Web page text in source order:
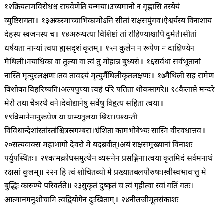
१२क्रियतामविरोधश्च राघवेणेति यन्मया।उच्यमानो न गृह्णासि तस्येयं
व्युष्टिरागता॥ १३अकस्माच्चाभिकामोऽसि सीतां राक्षसपुंगव।ऐश्वर्यस्य विनाशाय
देहस्य स्वजनस्य च॥ १४अरुन्धत्या विशिष्टां तां रोहिण्याश्चापि दुर्मते।सीतां
धर्षयता मान्यां त्वया ह्यसदृशं कृतम्॥ १५न कुलेन न रूपेण न दाक्षिण्येन
मैथिली।मयाधिका वा तुल्या वा त्वं तु मोहान्न बुध्यसे॥ १६सर्वथा सर्वभूतानां
नास्ति मृत्युरलक्षणः।तव तावदयं मृत्युर्मैथिलीकृतलक्षणः॥ १७मैथिली सह रामेण
विशोका विहरिष्यति।अल्पपुण्या त्वहं घोरे पतिता शोकसागरे॥ १८कैलासे मन्दरे
मेरौ तथा चैत्ररथे वने।देवोद्यानेषु सर्वेषु विहृत्य सहिता त्वया॥
१९विमानेनानुरूपेण या याम्यतुलया श्रिया।पश्यन्ती
विविधान्देशांस्तांस्तांश्चित्रस्रगम्बरा।भ्रंशिता कामभोगेभ्यः सास्मि वीरवधात्तव॥
२०सत्यवाक्स महाभागो देवरो मे यदब्रवीत्।अयं राक्षसमुख्यानां विनाशः
पर्युपस्थितः॥ २१कामक्रोधसमुत्थेन व्यसनेन प्रसङ्गिना।त्वया कृतमिदं सर्वमनाथं
रक्षसां कुलम्॥ २२न हि त्वं शोचितव्यो मे प्रख्यातबलपौरुषः।स्त्रीस्वभावात्तु मे
बुद्धिः कारुण्ये परिवर्तते॥ २३सुकृतं दुष्कृतं च त्वं गृहीत्वा स्वां गतिं गतः।
आत्मानमनुशोचामि त्वद्वियोगेन दुःखिताम्॥ २४नीलजीमूतसंकाशः